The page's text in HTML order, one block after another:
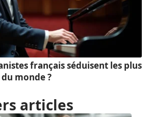
français séduisent les plus
monde ?
articles